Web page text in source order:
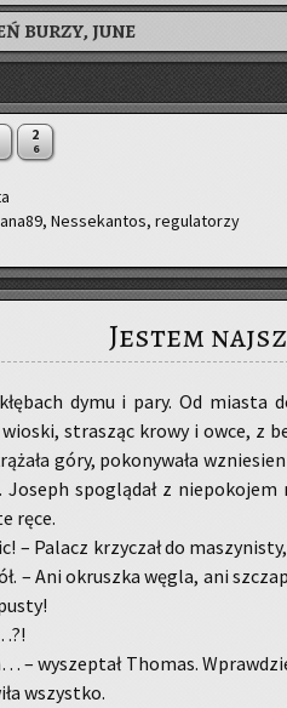
BURZY,JUNE
2
6
Nessekantos, regulatorzy
Jestem
dymu i pary. Od
stra­sząc krowy i owce, z
góry, po­ko­ny­wa­ła
spo­glą­dał z
ręce.
– Pa­lacz krzy­czał do
– Ani okrusz­ka węgla, ani
– wy­szep­tał Tho­mas.
wszyst­ko.